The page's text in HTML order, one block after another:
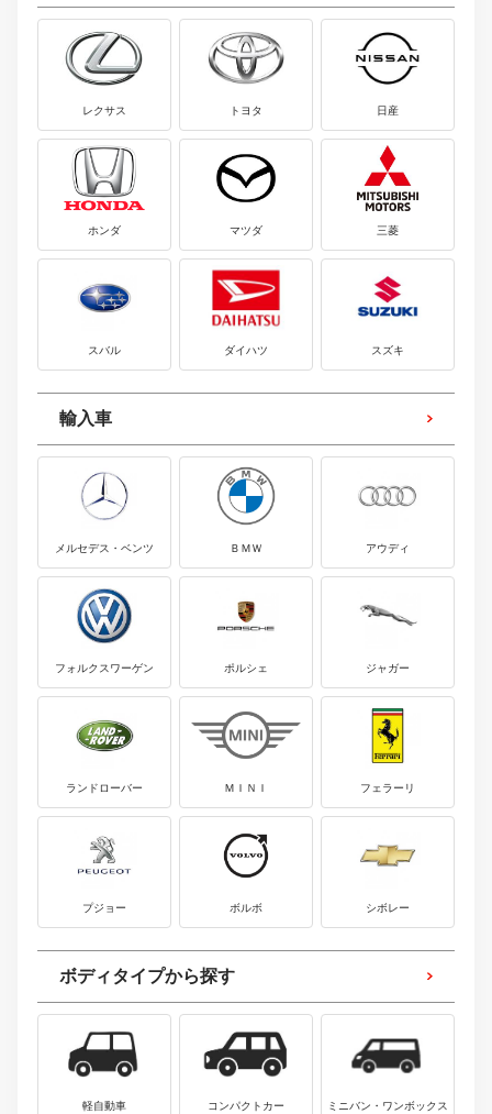
レクサス トヨタ 日産
ホンダ マツダ 三菱
スバル ダイハツ スズキ
輸入車
メルセデス・ベンツ ＢＭＷ アウディ
フォルクスワーゲン ポルシェ ジャガー
ランドローバー ＭＩＮＩ フェラーリ
プジョー ボルボ シボレー
ボディタイプから探す
軽自動車 コンパクトカー ミニバン・ワンボックス